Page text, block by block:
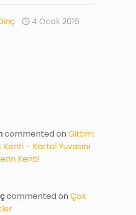
4 Ocak 2016
commented on Gittim:
– Kartal Yuvasını
Kenti!
commented on Çok